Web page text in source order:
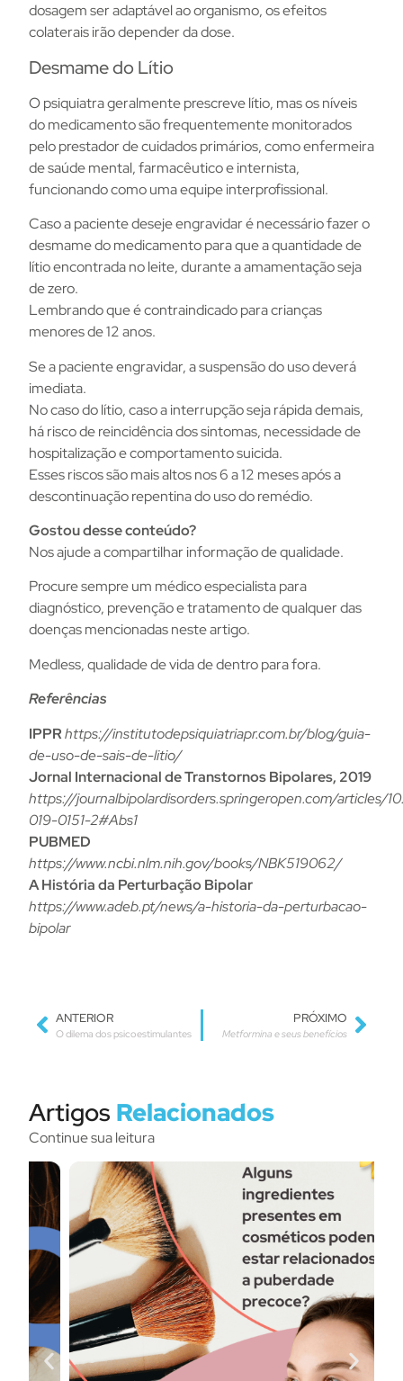
dosagem ser adaptável ao organismo, os efeitos
colaterais irão depender da dose.
Desmame do Lítio
O psiquiatra geralmente prescreve lítio, mas os níveis
do medicamento são frequentemente monitorados
pelo prestador de cuidados primários, como enfermeira
de saúde mental, farmacêutico e internista,
funcionando como uma equipe interprofissional.
Caso a paciente deseje engravidar é necessário fazer o
desmame do medicamento para que a quantidade de
lítio encontrada no leite, durante a amamentação seja
de zero.
Lembrando que é contraindicado para crianças
menores de 12 anos.
Se a paciente engravidar, a suspensão do uso deverá
imediata.
No caso do lítio, caso a interrupção seja rápida demais,
há risco de reincidência dos sintomas, necessidade de
hospitalização e comportamento suicida.
Esses riscos são mais altos nos 6 a 12 meses após a
descontinuação repentina do uso do remédio.
Gostou desse conteúdo?
Nos ajude a compartilhar informação de qualidade.
Procure sempre um médico especialista para
diagnóstico, prevenção e tratamento de qualquer das
doenças mencionadas neste artigo.
Medless, qualidade de vida de dentro para fora.
Referências
IPPRhttps://institutodepsiquiatriapr.com.br/blog/guia-
de-uso-de-sais-de-litio/
Jornal Internacional de Transtornos Bipolares, 2019
https://journalbipolardisorders.springeropen.com/articles/
019-0151-2#Abs1
PUBMED
https://www.ncbi.nlm.nih.gov/books/NBK519062/
A História da Perturbação Bipolar
https://www.adeb.pt/news/a-historia-da-perturbacao-
bipolar
ANTERIOR
O dilema dos psicoestimulantes
PRÓXIMO
Metformina e seus benefícios
Artigos Relacionados
Continue sua leitura